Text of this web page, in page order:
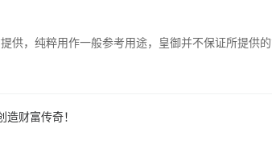
供，纯粹用作一般参考用途，皇御并不保证所提供
造财富传奇！